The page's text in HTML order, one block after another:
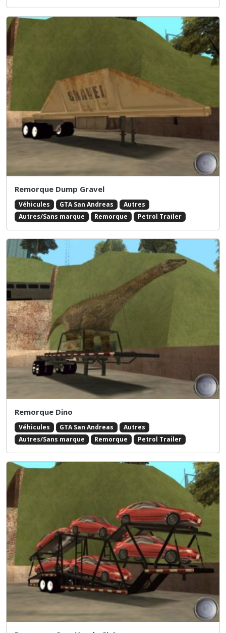
Remorque Dump Gravel
Véhicules GTA San Andreas
Autres
Autres/Sans marque
Remorque Petrol Trailer
Remorque Dino
Véhicules GTA San Andreas
Autres
Autres/Sans marque
Remorque Petrol Trailer